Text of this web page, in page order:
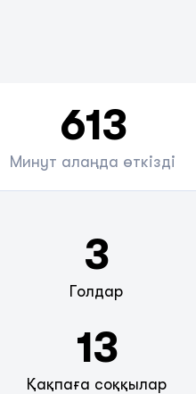
613
Минут алаңда өткізді
3
Голдар
13
Қақпаға соққылар